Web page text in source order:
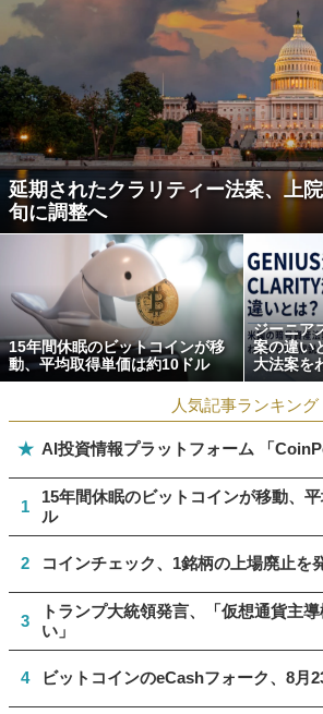
延期されたクラリティー法案、上
旬に調整へ
15年間休眠のビットコインが移
動、平均取得単価は約10ドル
ジーニア
案の違い
大法案を
人気記事ランキング
★ AI投資情報プラットフォーム 「
1
15年間休眠のビットコインが移動、
ル
2 コインチェック、1銘柄の上場廃止を
3
トランプ大統領発言、「仮想通貨主
い」
4 ビットコインのeCashフォーク、8月